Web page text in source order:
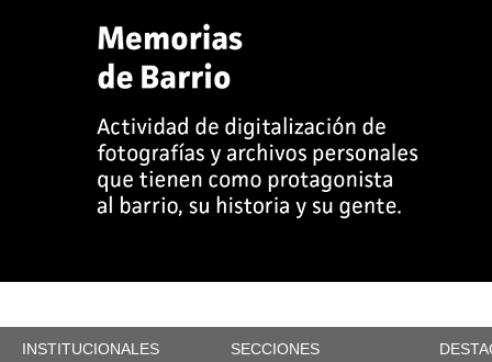
INSTITUCIONALES SECCIONES